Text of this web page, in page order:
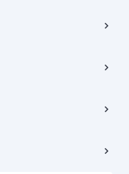
동, 트윈트리빌딩) B동 5층
7층, 8층 미소
당사자에게 있습니다.